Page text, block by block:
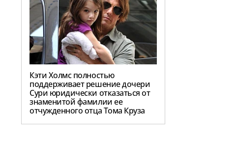
Кэти Холмс полностью
поддерживает решение дочери
Сури юридически отказаться от
знаменитой фамилии ее
отчужденного отца Тома Круза